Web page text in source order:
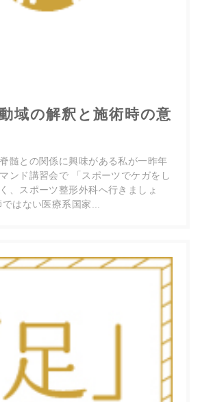
域の解釈と施術時の意
髄との関係に興味がある私が一昨年
ンド講習会で 「スポーツでケガをし
、スポーツ整形外科へ行きましょ
はない医療系国家...